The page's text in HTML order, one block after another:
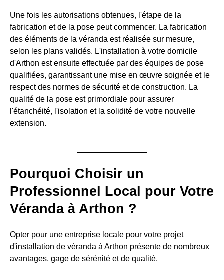
Une fois les autorisations obtenues, l'étape de la
fabrication et de la pose peut commencer. La fabrication
des éléments de la véranda est réalisée sur mesure,
selon les plans validés. L'installation à votre domicile
d'Arthon est ensuite effectuée par des équipes de pose
qualifiées, garantissant une mise en œuvre soignée et le
respect des normes de sécurité et de construction. La
qualité de la pose est primordiale pour assurer
l'étanchéité, l'isolation et la solidité de votre nouvelle
extension.
Pourquoi Choisir un
Professionnel Local pour Votre
Véranda à Arthon ?
Opter pour une entreprise locale pour votre projet
d'installation de véranda à Arthon présente de nombreux
avantages, gage de sérénité et de qualité.